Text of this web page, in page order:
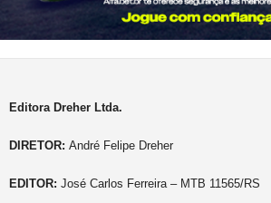
Editora Dreher Ltda.
DIRETOR: André Felipe Dreher
EDITOR: José Carlos Ferreira – MTB 11565/RS